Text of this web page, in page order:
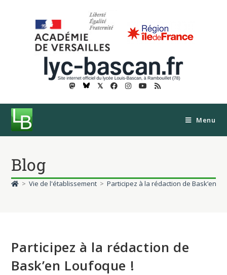
𝕏
Menu
Blog
> Vie de l'établissement > Participez à la rédaction de Bask’en
Participez à la rédaction de
Bask’en Loufoque !